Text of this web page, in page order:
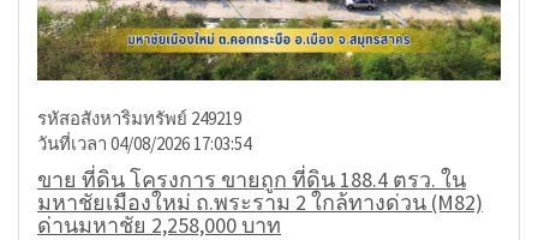
รหัสอสังหาริมทรัพย์ 249219
วันที่เวลา 04/08/2026 17:03:54
ขาย ที่ดิน โครงการ ขายถูก ที่ดิน 188.4 ตรว. ใน
มหาชัยเมืองใหม่ ถ.พระราม 2 ใกล้ทางด่วน (M82)
ด่านมหาชัย 2,258,000 บาท